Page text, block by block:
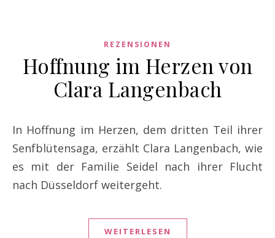
REZENSIONEN
Hoffnung im Herzen von
Clara Langenbach
In Hoffnung im Herzen, dem dritten Teil ihrer
Senfblütensaga, erzählt Clara Langenbach, wie
es mit der Familie Seidel nach ihrer Flucht
nach Düsseldorf weitergeht.
WEITERLESEN